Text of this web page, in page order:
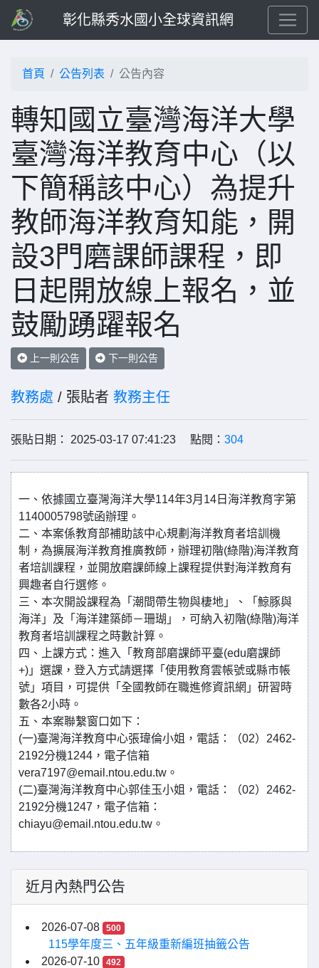
彰化縣秀水國小全球資訊網
首頁 公告列表 公告內容
轉知國立臺灣海洋大學
臺灣海洋教育中心（以
下簡稱該中心）為提升
教師海洋教育知能，開
設3門磨課師課程，即
日起開放線上報名，並
鼓勵踴躍報名
上一則公告 下一則公告
教務處 / 張貼者 教務主任
張貼日期： 2025-03-17 07:41:23 點閱： 304
一、依據國立臺灣海洋大學114年3月14日海洋教育字第
1140005798號函辦理。
二、本案係教育部補助該中心規劃海洋教育者培訓機
制，為擴展海洋教育推廣教師，辦理初階(綠階)海洋教育
者培訓課程，並開放磨課師線上課程提供對海洋教育有
興趣者自行選修。
三、本次開設課程為「潮間帶生物與棲地」、「鯨豚與
海洋」及「海洋建築師－珊瑚」，可納入初階(綠階)海洋
教育者培訓課程之時數計算。
四、上課方式：進入「教育部磨課師平臺(edu磨課師
+)」選課，登入方式請選擇「使用教育雲帳號或縣市帳
號」項目，可提供「全國教師在職進修資訊網」研習時
數各2小時。
五、本案聯繫窗口如下：
(一)臺灣海洋教育中心張瑋倫小姐，電話：（02）2462-
2192分機1244，電子信箱
vera7197@email.ntou.edu.tw。
(二)臺灣海洋教育中心郭佳玉小姐，電話：（02）2462-
2192分機1247，電子信箱：
chiayu@email.ntou.edu.tw。
近月內熱門公告
2026-07-08 500
115學年度三、五年級重新編班抽籤公告
2026-07-10
492